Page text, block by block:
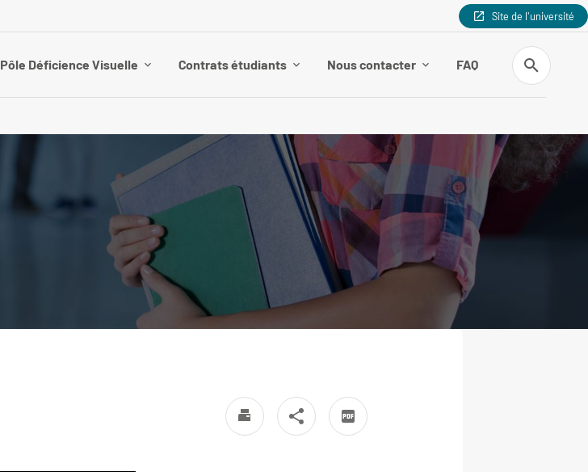
Site de l'université
Pôle Déficience Visuelle Contrats étudiants Nous contacter FAQ
Recherche